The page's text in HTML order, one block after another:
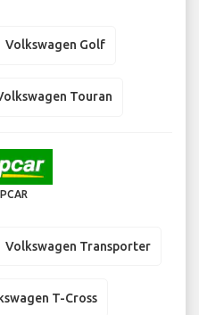
Volkswagen Golf
Touran
Volkswagen Transporter
T-Cross